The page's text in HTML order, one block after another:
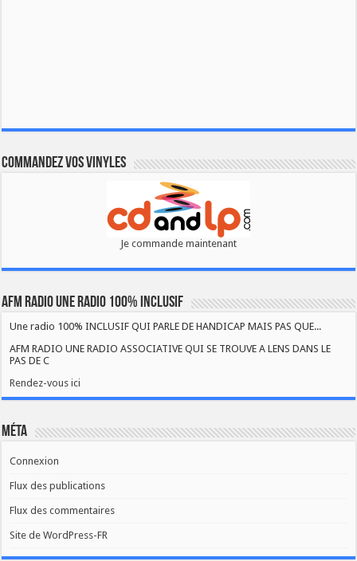
Commandez vos vinyles
Je commande maintenant
AFM RADIO UNE RADIO 100% INCLUSIF
Une radio 100% INCLUSIF QUI PARLE DE HANDICAP MAIS PAS QUE...
AFM RADIO UNE RADIO ASSOCIATIVE QUI SE TROUVE A LENS DANS LE
PAS DE C
Rendez-vous ici
Méta
Connexion
Flux des publications
Flux des commentaires
Site de WordPress-FR